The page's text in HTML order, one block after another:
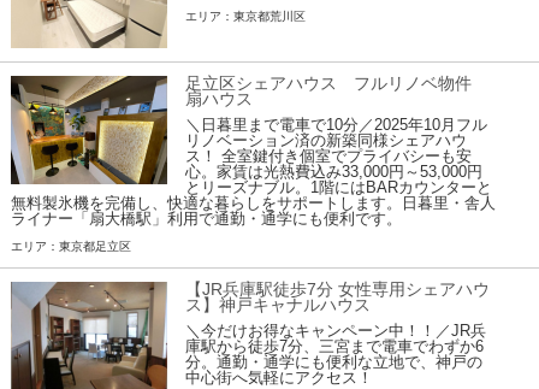
エリア：東京都荒川区
足立区シェアハウス フルリノベ物件
扇ハウス
＼日暮里まで電車で10分／2025年10月フル
リノベーション済の新築同様シェアハウ
ス！ 全室鍵付き個室でプライバシーも安
心。家賃は光熱費込み33,000円～53,000円
とリーズナブル。1階にはBARカウンターと
無料製氷機を完備し、快適な暮らしをサポートします。日暮里・舎人
ライナー「扇大橋駅」利用で通勤・通学にも便利です。
エリア：東京都足立区
【JR兵庫駅徒歩7分 女性専用シェアハウ
ス】神戸キャナルハウス
＼今だけお得なキャンペーン中！！／JR兵
庫駅から徒歩7分、三宮まで電車でわずか6
分。通勤・通学にも便利な立地で、神戸の
中心街へ気軽にアクセス！